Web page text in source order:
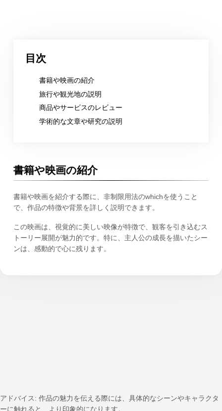
目次
書籍や映画の紹介
旅行や観光地の説明
商品やサービスのレビュー
学術的な文章や研究の説明
書籍や映画の紹介
書籍や映画を紹介する際に、非制限用法のwhichを使うこと
で、作品の特徴や背景を詳しく説明できます。
この映画は、視覚的に美しい映像が特徴で、観客を引き込むス
トーリー展開が魅力的です。特に、主人公の成長を描いたシー
ンは、感動的で心に残ります。
アドバイス: 作品の魅力を伝える際には、具体的なシーンやキャラクタ
ーに触れると、より印象的になります。